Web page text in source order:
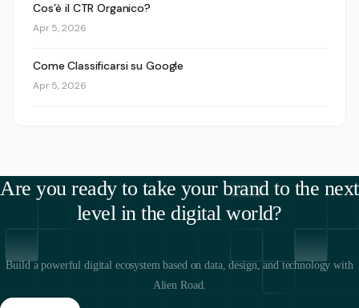
Cos’è il CTR Organico?
Apr 5, 2026
Come Classificarsi su Google
Apr 5, 2026
Are you ready to take your brand to the next
level in the digital world?
Build a powerful digital ecosystem based on data, design, and technology with
Alien Road.